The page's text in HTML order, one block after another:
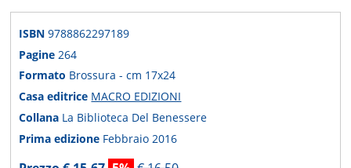
ISBN9788862297189
Pagine 264
Formato Brossura - cm 17x24
Casa editrice MACRO EDIZIONI
Collana La Biblioteca Del Benessere
Prima edizione Febbraio 2016